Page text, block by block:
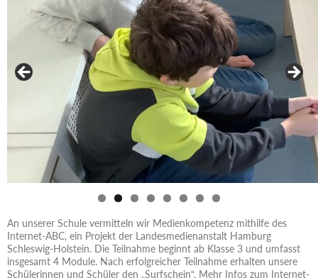
An unserer Schule vermitteln wir Medienkompetenz mithilfe des
Internet-ABC, ein Projekt der Landesmedienanstalt Hamburg
Schleswig-Holstein. Die Teilnahme beginnt ab Klasse 3 und umfasst
insgesamt 4 Module. Nach erfolgreicher Teilnahme erhalten unsere
Schülerinnen und Schüler den „Surfschein“. Mehr Infos zum Internet-